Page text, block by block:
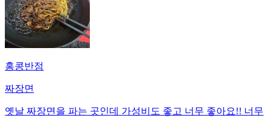
홍콩반점
짜장면
옛날 짜장면을 파는 곳인데 가성비도 좋고 너무 좋아요!! 너무